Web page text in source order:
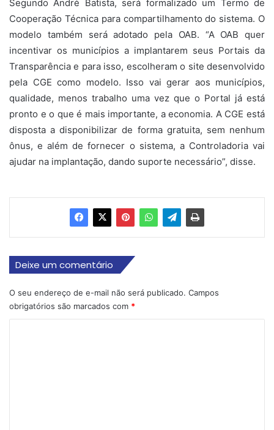
Segundo André Batista, será formalizado um Termo de
Cooperação Técnica para compartilhamento do sistema. O
modelo também será adotado pela OAB. “A OAB quer
incentivar os municípios a implantarem seus Portais da
Transparência e para isso, escolheram o site desenvolvido
pela CGE como modelo. Isso vai gerar aos municípios,
qualidade, menos trabalho uma vez que o Portal já está
pronto e o que é mais importante, a economia. A CGE está
disposta a disponibilizar de forma gratuita, sem nenhum
ônus, e além de fornecer o sistema, a Controladoria vai
ajudar na implantação, dando suporte necessário”, disse.
Deixe um comentário
O seu endereço de e-mail não será publicado. Campos
obrigatórios são marcados com *